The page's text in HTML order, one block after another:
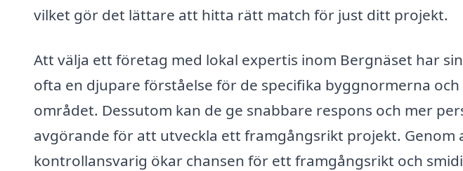
vilket gör det lättare att hitta rätt match för just ditt projekt.
Att välja ett företag med lokal expertis inom Bergnäset har
ofta en djupare förståelse för de specifika byggnormerna
området. Dessutom kan de ge snabbare respons och mer
avgörande för att utveckla ett framgångsrikt projekt.
kontrollansvarig ökar chansen för ett framgångsrikt och